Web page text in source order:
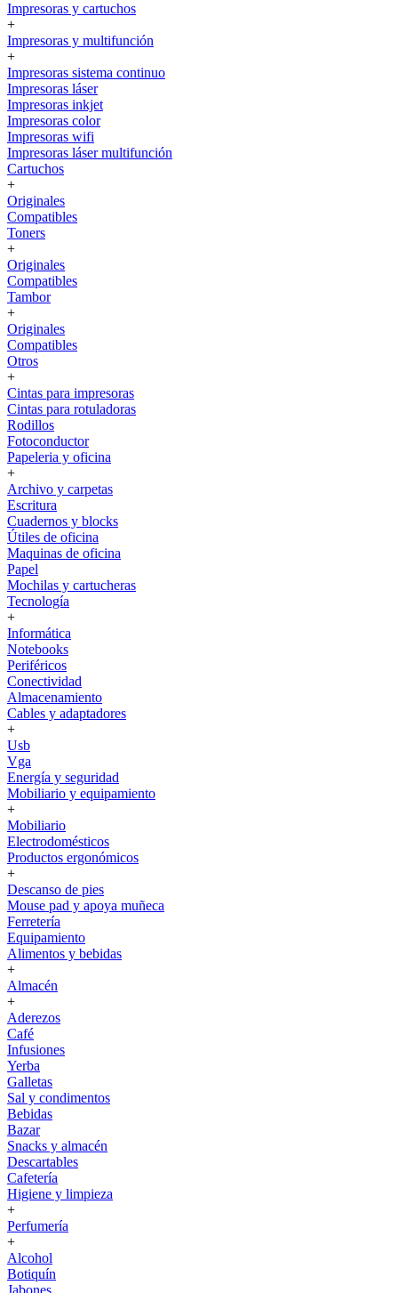
Impresoras y cartuchos
+
Impresoras y multifunción
+
Impresoras sistema continuo
Impresoras láser
Impresoras inkjet
Impresoras color
Impresoras wifi
Impresoras láser multifunción
Cartuchos
+
Originales
Compatibles
Toners
+
Originales
Compatibles
Tambor
+
Originales
Compatibles
Otros
+
Cintas para impresoras
Cintas para rotuladoras
Rodillos
Fotoconductor
Papeleria y oficina
+
Archivo y carpetas
Escritura
Cuadernos y blocks
Útiles de oficina
Maquinas de oficina
Papel
Mochilas y cartucheras
Tecnología
+
Informática
Notebooks
Periféricos
Conectividad
Almacenamiento
Cables y adaptadores
+
Usb
Vga
Energía y seguridad
Mobiliario y equipamiento
+
Mobiliario
Electrodomésticos
Productos ergonómicos
+
Descanso de pies
Mouse pad y apoya muñeca
Ferretería
Equipamiento
Alimentos y bebidas
+
Almacén
+
Aderezos
Café
Infusiones
Yerba
Galletas
Sal y condimentos
Bebidas
Bazar
Snacks y almacén
Descartables
Cafetería
Higiene y limpieza
+
Perfumería
+
Alcohol
Botiquín
Jabones